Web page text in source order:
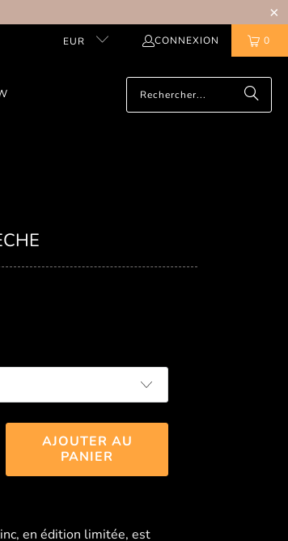
EUR CONNEXION 0
AJOUTER AU
PANIER
en édition limitée, est